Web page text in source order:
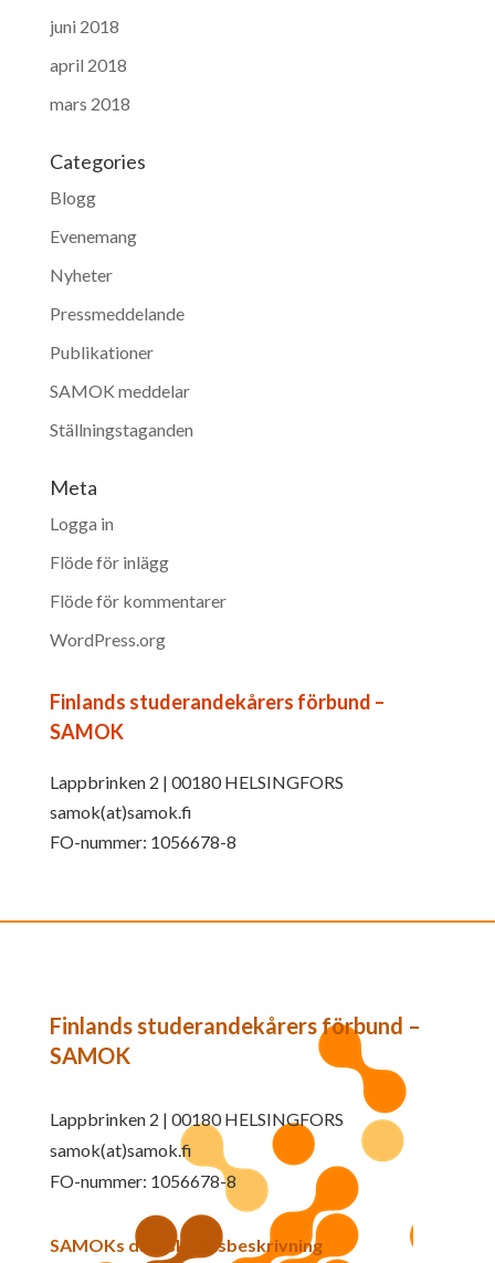
juni 2018
april 2018
mars 2018
Categories
Blogg
Evenemang
Nyheter
Pressmeddelande
Publikationer
SAMOK meddelar
Ställningstaganden
Meta
Logga in
Flöde för inlägg
Flöde för kommentarer
WordPress.org
Finlands studerandekårers förbund –
SAMOK
Lappbrinken 2 | 00180 HELSINGFORS
samok(at)samok.fi
FO-nummer: 1056678-8
Finlands studerandekårers förbund –
SAMOK
Lappbrinken 2 | 00180 HELSINGFORS
samok(at)samok.fi
FO-nummer: 1056678-8
SAMOKs dataskyddsbeskrivning